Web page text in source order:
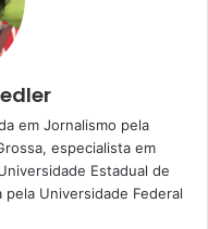
sobre a
em Jornalismo pela
especialista em
Estadual de
Universidade Federal